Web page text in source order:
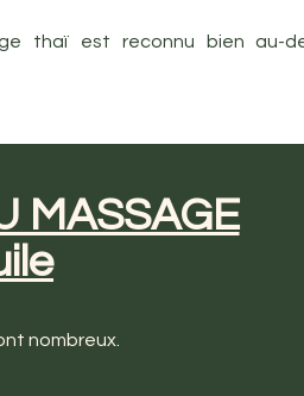
thaï est reconnu bien au-
MASSAGE
nombreux.